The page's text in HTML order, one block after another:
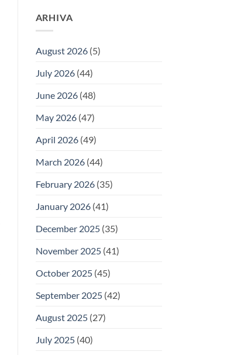
ARHIVA
August 2026(5)
July 2026(44)
June 2026(48)
May 2026(47)
April 2026(49)
March 2026(44)
February 2026(35)
January 2026(41)
December 2025(35)
November 2025(41)
October 2025(45)
September 2025(42)
August 2025(27)
July 2025(40)